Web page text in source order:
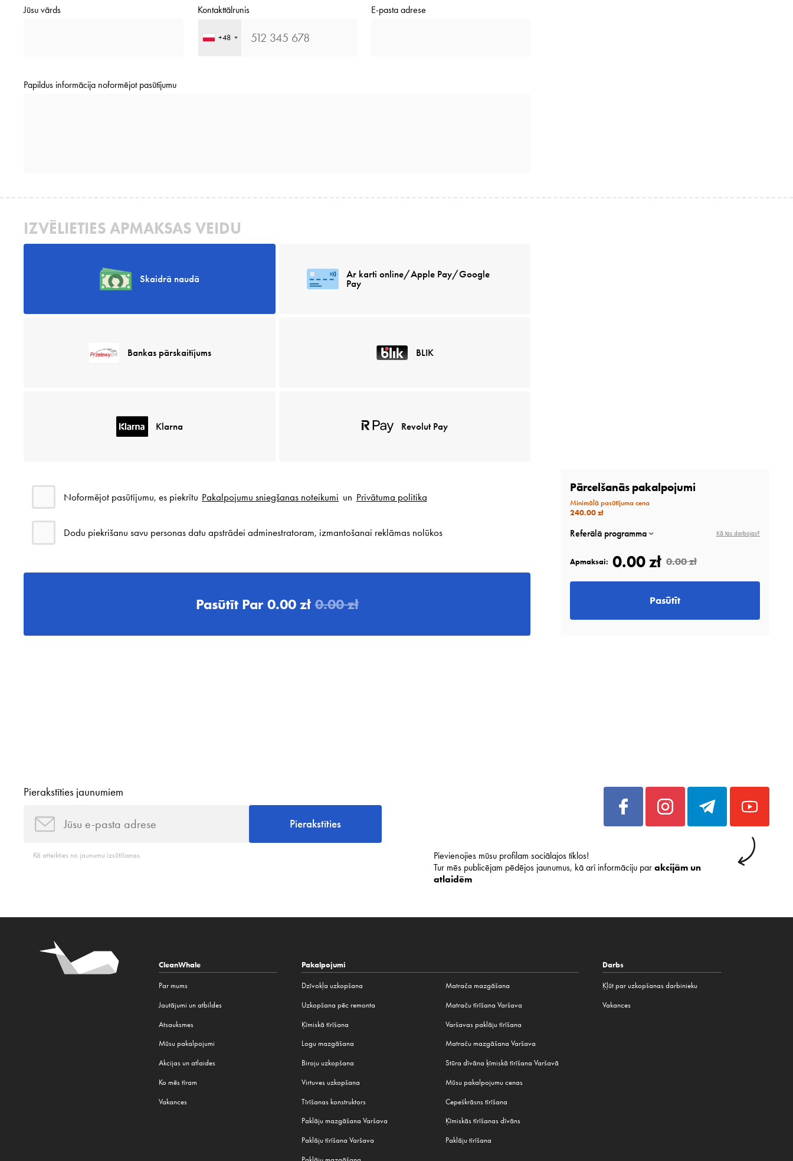
Jūsu vārds Kontakttālrunis
+48
E-pasta adrese
Papildus informācija noformējot pasūtījumu
IZVĒLIETIES APMAKSAS VEIDU
Skaidrā naudā Ar karti online/Apple Pay/Google
Pay
Bankas pārskaitījums BLIK
Klarna Revolut Pay
Noformējot pasūtījumu, es piekrītu Pakalpojumu sniegšanas noteikumi un Privātuma politika
Dodu piekrišanu savu personas datu apstrādei adminestratoram, izmantošanai reklāmas nolūkos
Pasūtīt Par 0.00 zł 0.00 zł
Pārcelšanās pakalpojumi
Minimālā pasūtījuma cena
240.00 zł
Referālā programma Kā tas darbojas?
Apmaksai: 0.00 zł 0.00 zł
Pasūtīt
Pierakstīties jaunumiem
Pierakstīties
Kā atteikties no jaunumu izsūtīšanas
Pievienojies mūsu profilam sociālajos tīklos!
Tur mēs publicējam pēdējos jaunumus, kā arī informāciju parakcijām un
atlaidēm
CleanWhale
Par mums
Jautājumi un atbildes
Atsauksmes
Mūsu pakalpojumi
Akcijas un atlaides
Ko mēs tīram
Vakances
Pakalpojumi
Dzīvokļa uzkopšana
Uzkopšana pēc remonta
Ķīmiskā tīrīšana
Logu mazgāšana
Biroju uzkopšana
Virtuves uzkopšana
Tīrīšanas konstruktors
Paklāju mazgāšana Varšava
Paklāju tīrīšana Varšava
Matrača mazgāšana
Matraču tīrīšana Varšava
Varšavas paklāju tīrīšana
Matraču mazgāšana Varšava
Stūra dīvāna ķīmiskā tīrīšana Varšavā
Mūsu pakalpojumu cenas
Cepeškrāsns tīrīšana
Ķīmiskās tīrīšanas dīvāns
Paklāju tīrīšana
Darbs
Ķļūt par uzkopšanas darbinieku
Vakances